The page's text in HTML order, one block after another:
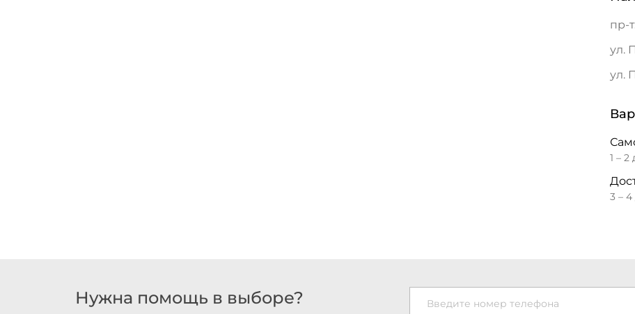
пр-
ул.
ул.
1 – 2
3 – 4
Нужна помощь в выборе? Введите номер телефона